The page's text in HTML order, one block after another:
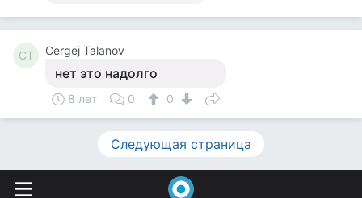
CT Cergej Talanov
нет это надолго
8 лет 0 0
Следующая страница